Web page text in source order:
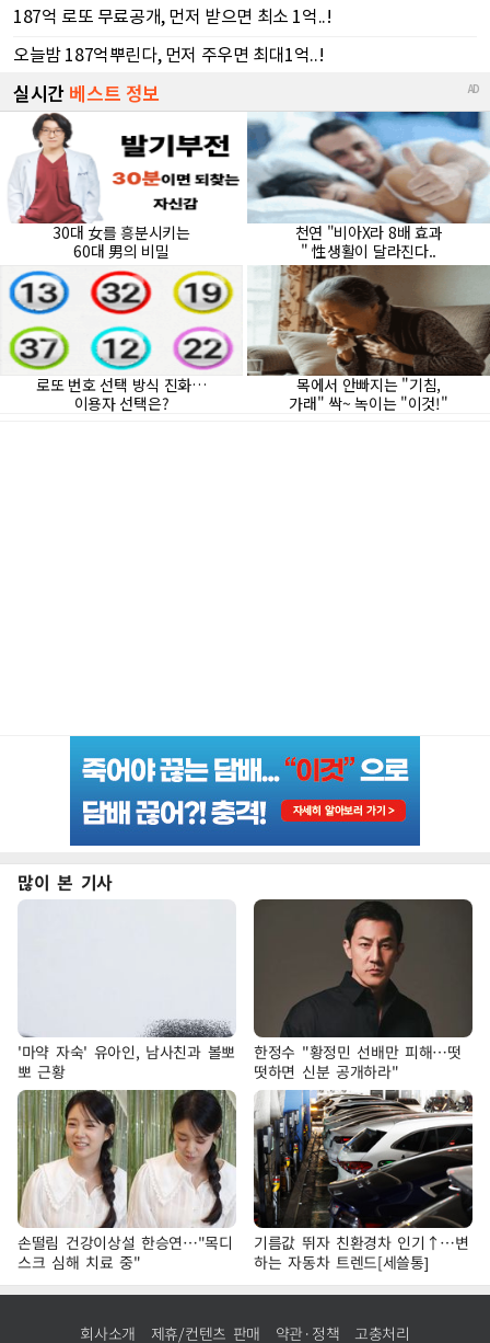
많이 본 기사
'마약 자숙' 유아인, 남사친과 볼뽀
뽀 근황
한정수 "황정민 선배만 피해…떳
떳하면 신분 공개하라"
손떨림 건강이상설 한승연…"목디
스크 심해 치료 중"
기름값 뛰자 친환경차 인기↑…변
하는 자동차 트렌드[세쓸통]
회사소개 제휴/컨텐츠 판매 약관·정책 고충처리